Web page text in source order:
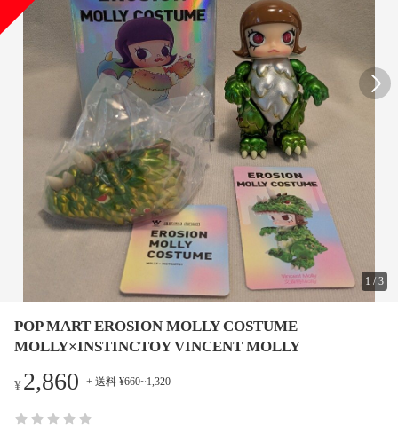
1 /3
POP MART EROSION MOLLY COSTUME
MOLLY×INSTINCTOY VINCENT MOLLY
¥2,860 + 送料 ¥660~1,320